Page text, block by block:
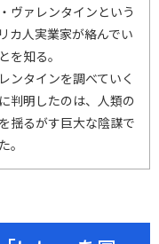
ヴァレンタインという
カ人実業家が絡んでい
を知る。
ンタインを調べていく
判明したのは、人類の
揺るがす巨大な陰謀で
。